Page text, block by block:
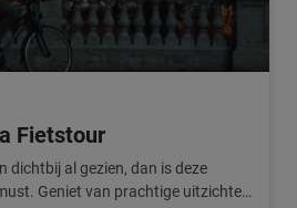
Fietstour
dichtbij al gezien, dan is deze
Geniet van prachtige uitzichten